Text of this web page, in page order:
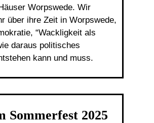
Worpswede. Wir
über ihre Zeit in Worpswede,
“Wackligkeit als
daraus politisches
kann und muss.
Sommerfest 2025